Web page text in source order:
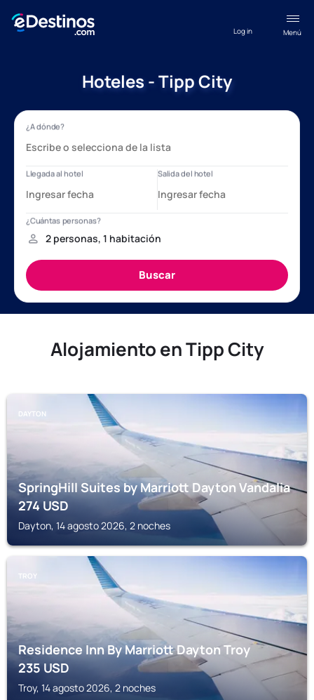
Menú
Log in
Hoteles - Tipp City
Alojamiento en Tipp City
DAYTON
SpringHill Suites by Marriott Dayton Vandalia
274USD
Dayton, 14 agosto 2026, 2 noches
TROY
Residence Inn By Marriott Dayton Troy
235USD
Troy, 14 agosto 2026, 2 noches